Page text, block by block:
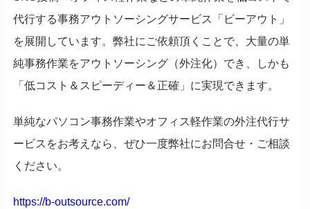
代行する事務アウトソーシングサービス「ビーアウト」
を展開しています。弊社にご依頼頂くことで、大量の単
純事務作業をアウトソーシング（外注化）でき、しかも
「低コスト＆スピーディー＆正確」に実現できます。
単純なパソコン事務作業やオフィス軽作業の外注代行サ
ービスをお考えなら、ぜひ一度弊社にお問合せ・ご相談
ください。
https://b-outsource.com/